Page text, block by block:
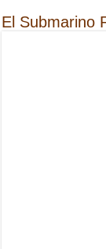
El Submarino